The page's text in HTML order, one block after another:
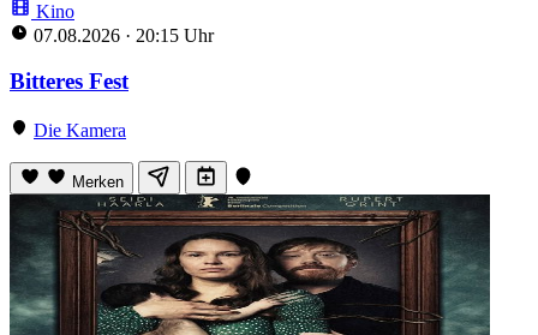
Kino
07.08.2026 · 20:15 Uhr
Bitteres Fest
Die Kamera
Merken